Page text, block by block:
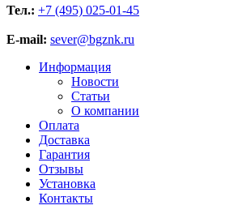
Тел.: +7 (495) 025-01-45
E-mail: sever@bgznk.ru
Информация
Новости
Статьи
О компании
Оплата
Доставка
Гарантия
Отзывы
Установка
Контакты